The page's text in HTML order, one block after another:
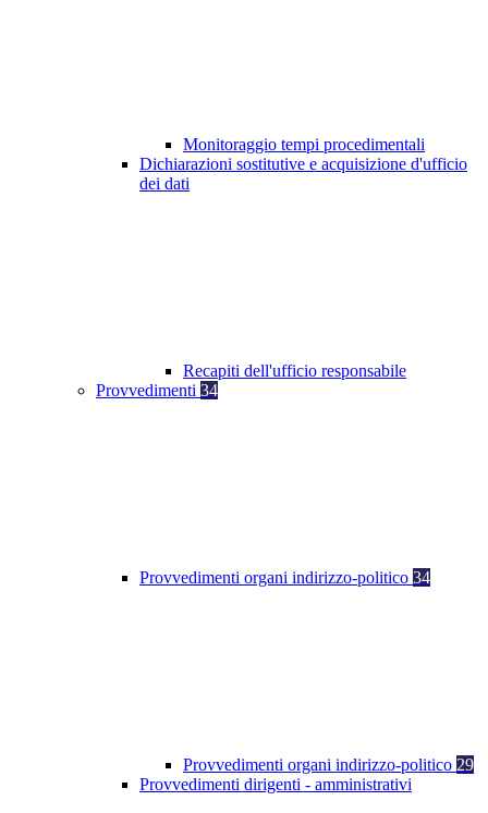
Monitoraggio tempi procedimentali
Dichiarazioni sostitutive e acquisizione d'ufficio
dei dati
Recapiti dell'ufficio responsabile
Provvedimenti 34
Provvedimenti organi indirizzo-politico 34
Provvedimenti organi indirizzo-politico 29
Provvedimenti dirigenti - amministrativi